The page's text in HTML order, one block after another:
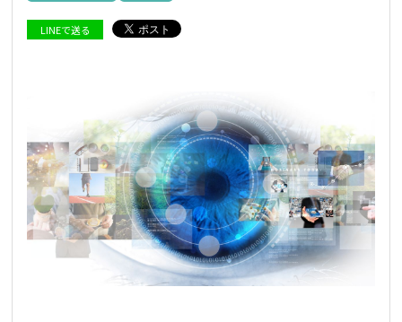
LINEで送る